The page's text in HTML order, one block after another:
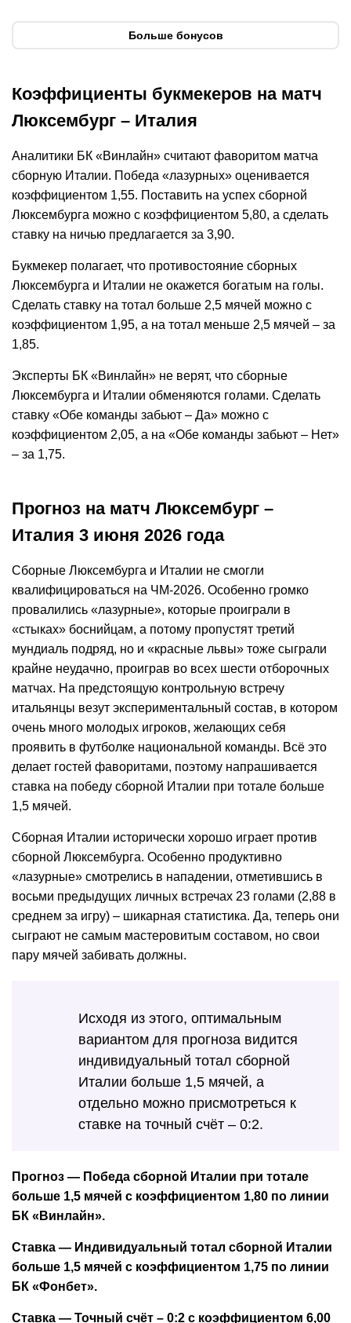
Больше бонусов
Коэффициенты букмекеров на матч
Люксембург – Италия
Аналитики БК «Винлайн» считают фаворитом матча
сборную Италии. Победа «лазурных» оценивается
коэффициентом 1,55. Поставить на успех сборной
Люксембурга можно с коэффициентом 5,80, а сделать
ставку на ничью предлагается за 3,90.
Букмекер полагает, что противостояние сборных
Люксембурга и Италии не окажется богатым на голы.
Сделать ставку на тотал больше 2,5 мячей можно с
коэффициентом 1,95, а на тотал меньше 2,5 мячей – за
1,85.
Эксперты БК «Винлайн» не верят, что сборные
Люксембурга и Италии обменяются голами. Сделать
ставку «Обе команды забьют – Да» можно с
коэффициентом 2,05, а на «Обе команды забьют – Нет»
– за 1,75.
Прогноз на матч Люксембург –
Италия 3 июня 2026 года
Сборные Люксембурга и Италии не смогли
квалифицироваться на ЧМ-2026. Особенно громко
провалились «лазурные», которые проиграли в
«стыках» боснийцам, а потому пропустят третий
мундиаль подряд, но и «красные львы» тоже сыграли
крайне неудачно, проиграв во всех шести отборочных
матчах. На предстоящую контрольную встречу
итальянцы везут экспериментальный состав, в котором
очень много молодых игроков, желающих себя
проявить в футболке национальной команды. Всё это
делает гостей фаворитами, поэтому напрашивается
ставка на победу сборной Италии при тотале больше
1,5 мячей.
Сборная Италии исторически хорошо играет против
сборной Люксембурга. Особенно продуктивно
«лазурные» смотрелись в нападении, отметившись в
восьми предыдущих личных встречах 23 голами (2,88 в
среднем за игру) – шикарная статистика. Да, теперь они
сыграют не самым мастеровитым составом, но свои
пару мячей забивать должны.
Исходя из этого, оптимальным
вариантом для прогноза видится
индивидуальный тотал сборной
Италии больше 1,5 мячей, а
отдельно можно присмотреться к
ставке на точный счёт – 0:2.
Прогноз — Победа сборной Италии при тотале
больше 1,5 мячей с коэффициентом 1,80 по линии
БК «Винлайн».
Ставка — Индивидуальный тотал сборной Италии
больше 1,5 мячей с коэффициентом 1,75 по линии
БК «Фонбет».
Ставка — Точный счёт – 0:2 с коэффициентом 6,00